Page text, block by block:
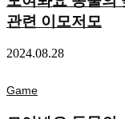
관련 이모저모
2024.08.28
Game